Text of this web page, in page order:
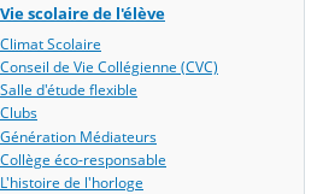
Vie scolaire de l'élève
Climat Scolaire
Conseil de Vie Collégienne (CVC)
Salle d'étude flexible
Clubs
Génération Médiateurs
Collège éco-responsable
L'histoire de l'horloge